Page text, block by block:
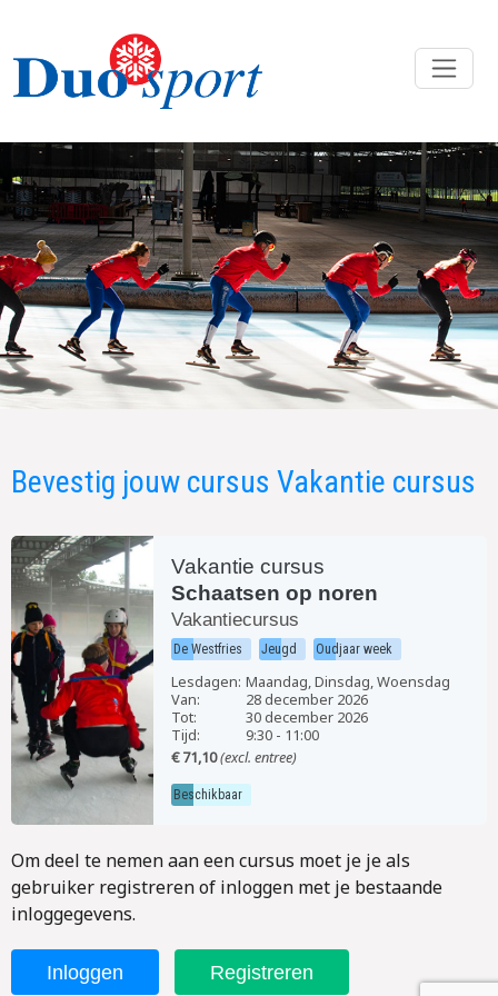
Bevestig jouw cursus Vakantie cursus
Vakantie cursus
Schaatsen op noren
Vakantiecursus
De Westfries Jeugd Oudjaar week
Lesdagen: Maandag, Dinsdag, Woensdag
Van:
28 december 2026
Tot:
30 december 2026
Tijd:
9:30 - 11:00
€ 71,10(excl. entree)
Beschikbaar
Om deel te nemen aan een cursus moet je je als
gebruiker registreren of inloggen met je bestaande
inloggegevens.
Inloggen Registreren